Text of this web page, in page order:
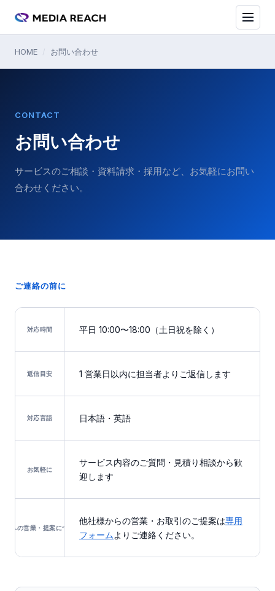
HOME お問い合わせ
CONTACT
お問い合わせ
サービスのご相談・資料請求・採用など、お気軽にお問い
合わせください。
ご連絡の前に
対応時間 平日 10:00〜18:00（土日祝を除く）
返信目安 1 営業日以内に担当者よりご返信します
対応言語 日本語・英語
お気軽に
サービス内容のご質問・見積り相談から歓
迎します
社への営業・提案について
他社様からの営業・お取引のご提案は専用
フォームよりご連絡ください。